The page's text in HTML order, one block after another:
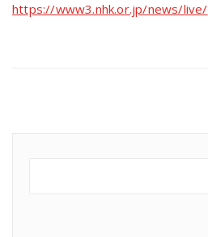
https://www3.nhk.or.jp/news/live/